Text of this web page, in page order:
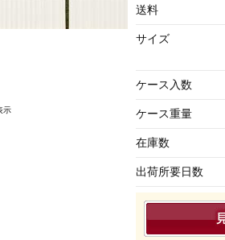
示
送料
サイズ
ケース入数
ケース重量
在庫数
出荷所要日数